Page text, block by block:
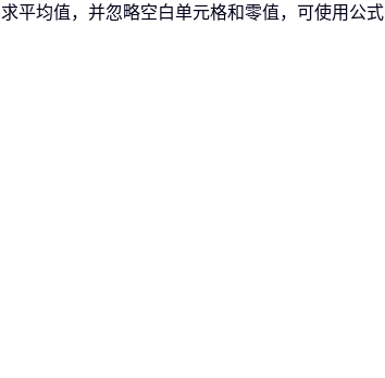
平均值，并忽略空白单元格和零值，可使用公式